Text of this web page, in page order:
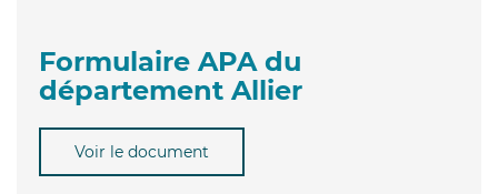
Formulaire APA du
département Allier
Voir le document